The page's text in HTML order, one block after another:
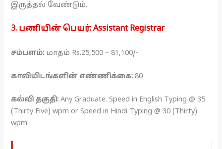
இருத்தல் வேண்டும்.
3. பணியின் பெயர்:Assistant Registrar
சம்பளம்: மாதம் Rs.25,500 – 81,100/-
காலியிடங்களின் எண்ணிக்கை: 80
கல்வி தகுதி: Any Graduate. Speed in English Typing @ 35
(Thirty Five) wpm or Speed in Hindi Typing @ 30 (Thirty)
wpm.